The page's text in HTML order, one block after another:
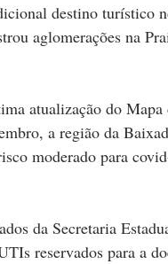
destino turístico
aglomerações na
atualização do
a região da
moderado para
da Secretaria
reservados para a